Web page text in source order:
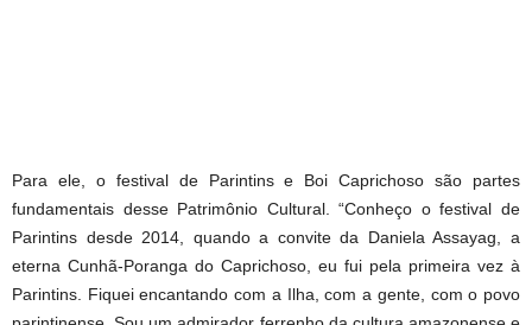
Para ele, o festival de Parintins e Boi Caprichoso são partes
fundamentais desse Patrimônio Cultural. “Conheço o festival de
Parintins desde 2014, quando a convite da Daniela Assayag, a
eterna Cunhã-Poranga do Caprichoso, eu fui pela primeira vez à
Parintins. Fiquei encantando com a Ilha, com a gente, com o povo